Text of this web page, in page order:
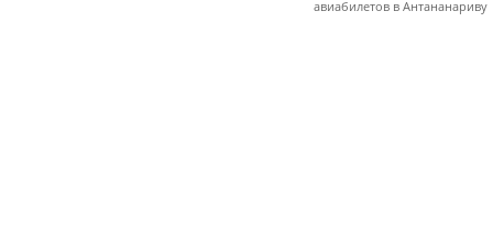
авиабилетов в Антананариву